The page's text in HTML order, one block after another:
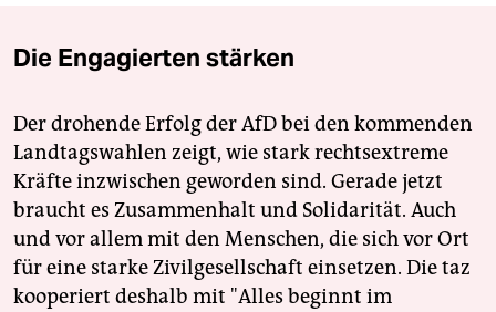
Die Engagierten stärken
Der drohende Erfolg der AfD bei den kommenden
Landtagswahlen zeigt, wie stark rechtsextreme
Kräfte inzwischen geworden sind. Gerade jetzt
braucht es Zusammenhalt und Solidarität. Auch
und vor allem mit den Menschen, die sich vor Ort
für eine starke Zivilgesellschaft einsetzen. Die taz
kooperiert deshalb mit "Alles beginnt im